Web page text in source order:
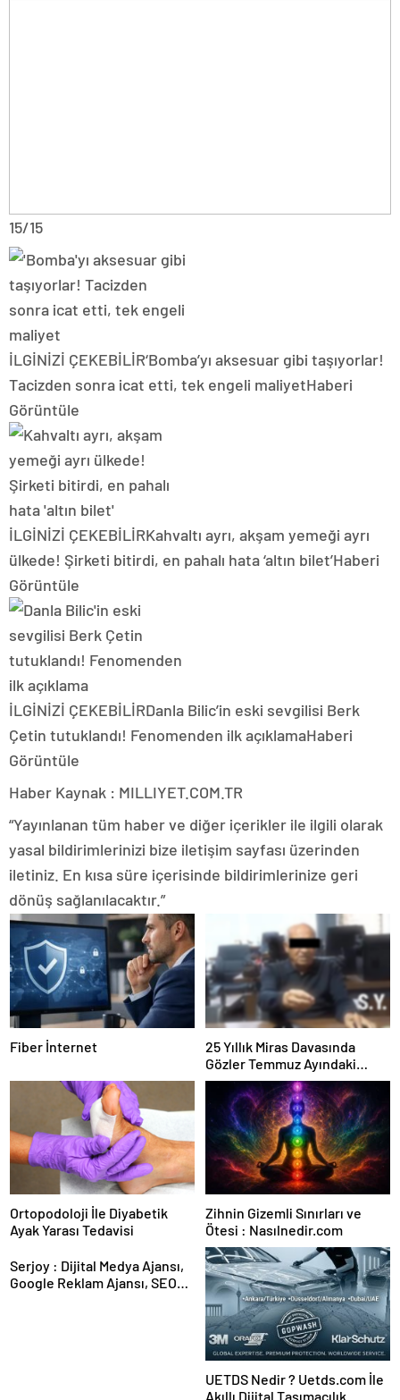
15/15
İLGİNİZİ ÇEKEBİLİR‘Bomba’yı aksesuar gibi taşıyorlar!
Tacizden sonra icat etti, tek engeli maliyetHaberi
Görüntüle
İLGİNİZİ ÇEKEBİLİRKahvaltı ayrı, akşam yemeği ayrı
ülkede! Şirketi bitirdi, en pahalı hata ‘altın bilet’Haberi
Görüntüle
İLGİNİZİ ÇEKEBİLİRDanla Bilic’in eski sevgilisi Berk
Çetin tutuklandı! Fenomenden ilk açıklamaHaberi
Görüntüle
Haber Kaynak : MILLIYET.COM.TR
“Yayınlanan tüm haber ve diğer içerikler ile ilgili olarak
yasal bildirimlerinizi bize iletişim sayfası üzerinden
iletiniz. En kısa süre içerisinde bildirimlerinize geri
dönüş sağlanılacaktır.”
Fiber İnternet
25 Yıllık Miras Davasında
Gözler Temmuz Ayındaki
Karar Duruşmasına Çevrildi
Ortopodoloji İle Diyabetik
Ayak Yarası Tedavisi
Zihnin Gizemli Sınırları ve
Ötesi : Nasılnedir.com
Serjoy : Dijital Medya Ajansı,
Google Reklam Ajansı, SEO
UETDS Nedir ? Uetds.com İle
Akıllı Dijital Taşımacılık